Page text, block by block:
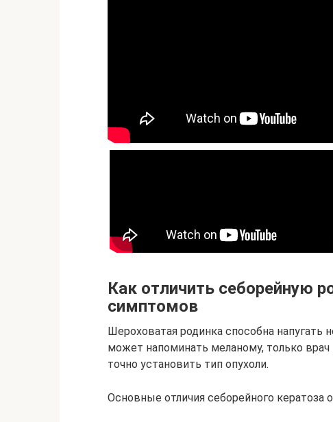
Как отличить себорейную
симптомов
Шероховатая родинка способна
может напоминать меланому, только
точно установить тип опухоли.
Основные отличия себорейного кератоза